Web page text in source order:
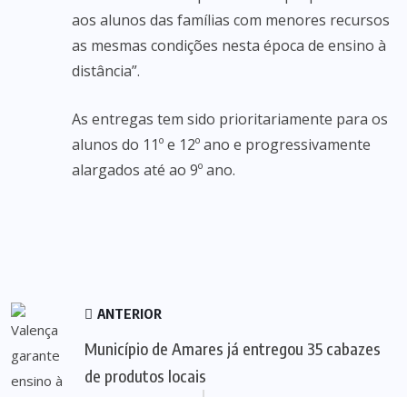
aos alunos das famílias com menores recursos
as mesmas condições nesta época de ensino à
distância”.
As entregas tem sido prioritariamente para os
alunos do 11º e 12º ano e progressivamente
alargados até ao 9º ano.
ANTERIOR
Município de Amares já entregou 35 cabazes
de produtos locais